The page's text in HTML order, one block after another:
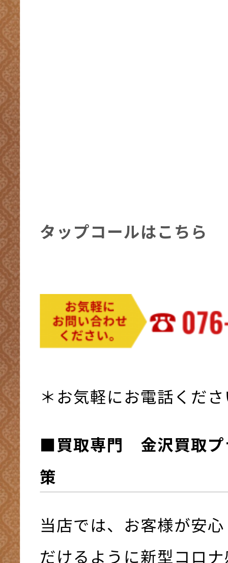
タップコールはこちら
＊お気軽にお電話くだ
■買取専門 金沢買取プ
策
当店では、お客様が安
だけるように新型コロ